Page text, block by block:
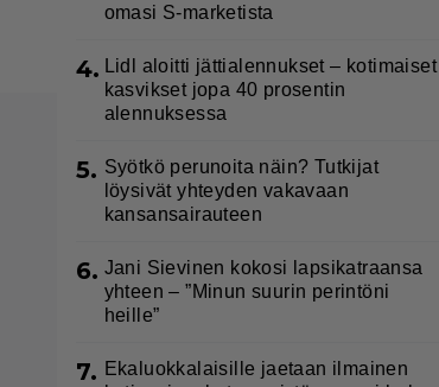
omasi S-marketista
4. Lidl aloitti jättialennukset – kotimaiset
kasvikset jopa 40 prosentin
alennuksessa
5. Syötkö perunoita näin? Tutkijat
löysivät yhteyden vakavaan
kansansairauteen
6. Jani Sievinen kokosi lapsikatraansa
yhteen – ”Minun suurin perintöni
heille”
7. Ekaluokkalaisille jaetaan ilmainen